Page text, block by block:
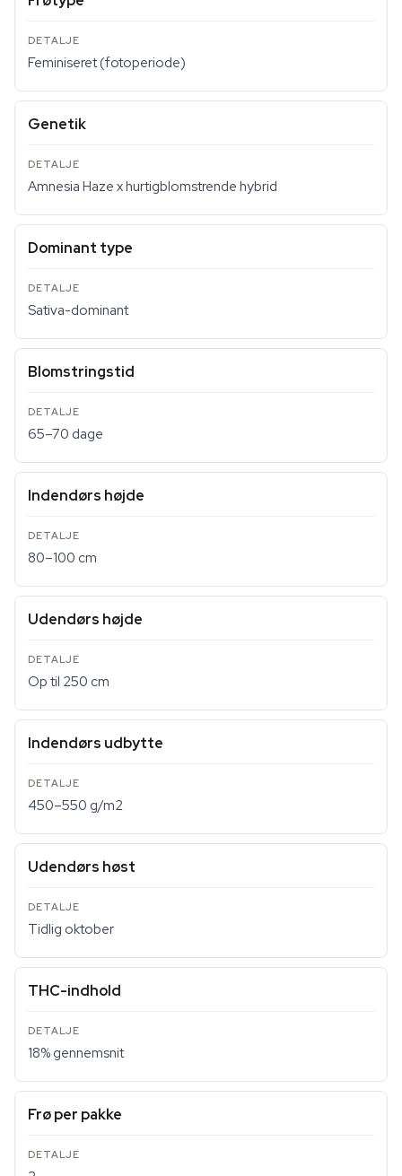
Feminiseret (fotoperiode)
Genetik
Amnesia Haze x hurtigblomstrende hybrid
Dominant type
Sativa-dominant
Blomstringstid
65–70 dage
Indendørs højde
80–100 cm
Udendørs højde
Op til 250 cm
Indendørs udbytte
450–550 g/m2
Udendørs høst
Tidlig oktober
THC-indhold
18% gennemsnit
Frø per pakke